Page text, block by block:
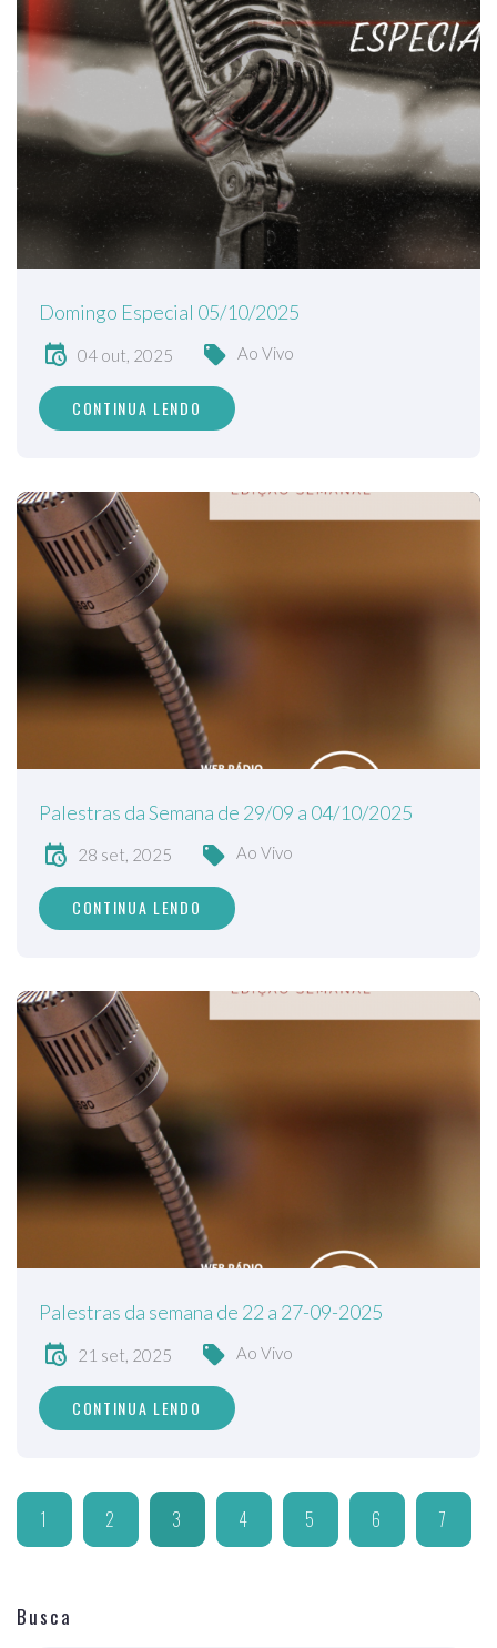
Domingo Especial 05/10/2025
04 out, 2025 Ao Vivo
CONTINUA LENDO
Palestras da Semana de 29/09 a 04/10/2025
28 set, 2025 Ao Vivo
CONTINUA LENDO
Palestras da semana de 22 a 27-09-2025
21 set, 2025 Ao Vivo
CONTINUA LENDO
1 2 3 4 5 6 7
Busca